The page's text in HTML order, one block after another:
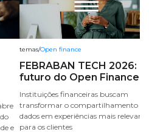
e
temas/Open finance
FEBRABAN TECH 2026: O
futuro do Open Finance ...
Instituições financeiras buscam
transformar o compartilhamento de
dados em experiências mais
para os clientes